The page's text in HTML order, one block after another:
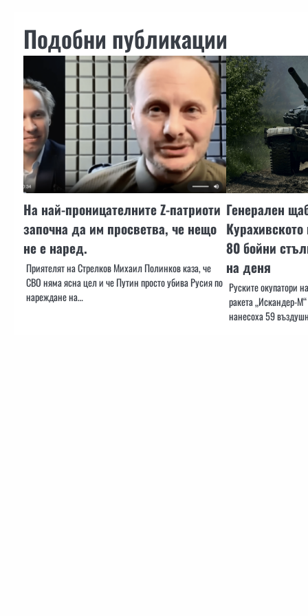
Подобни публикации
На най-проницателните Z-патриоти
започна да им просветва, че нещо
не е наред.
Приятелят на Стрелков Михаил Полинков каза, че
СВО няма ясна цел и че Путин просто убива Русия по
нареждане на…
Генерален
80 бойни
на деня
Руските окупатори
ракета „Искандер-
нанесоха 59